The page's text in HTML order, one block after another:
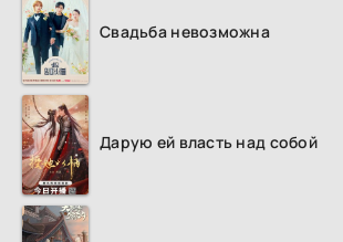
Свадьба невозможна
Дарую ей власть над собой